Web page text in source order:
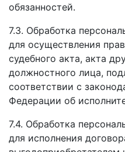
обязанностей.
7.3. Обработка
для осуществления
судебного акта, акта
должностного лица,
соответствии с
Федерации об
7.4. Обработка
для исполнения